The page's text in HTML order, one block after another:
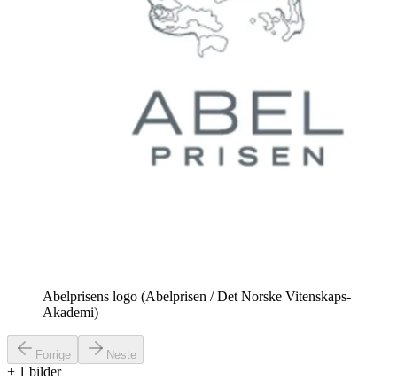
Abelprisens logo (Abelprisen / Det Norske Vitenskaps-
Akademi)
Forrige Neste
+ 1 bilder